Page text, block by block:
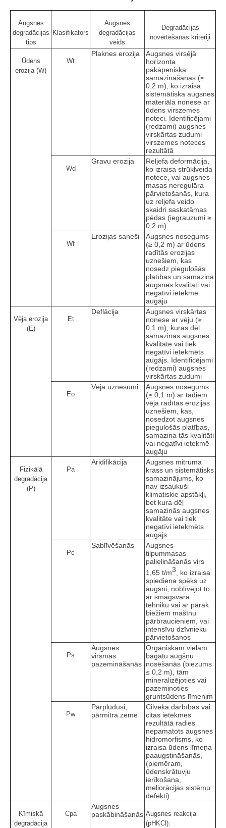
Augsnes
degradācijas
tips
Klasifikators
Augsnes
degradācijas
veids
Degradācijas
novērtēšanas kritēriji
Ūdens
erozija (W)
Wt
Plaknes erozija
Augsnes virsējā
horizonta
pakāpeniska
samazināšanās (≤
0,2 m), ko izraisa
sistemātiska augsnes
materiāla nonese ar
ūdens virszemes
noteci. Identificējami
(redzami) augsnes
virskārtas zudumi
virszemes noteces
rezultātā
Wd
Gravu erozija
Reljefa deformācija,
ko izraisa strūklveida
notece, vai augsnes
masas neregulāra
pārvietošanās, kura
uz reljefa veido
skaidri saskatāmas
pēdas (iegrauzumi ≥
0,2 m)
Wf
Erozijas saneši
Augsnes nosegums
(≥ 0,2 m) ar ūdens
radītās erozijas
uznešiem, kas
nosedz piegulošās
platības un samazina
augsnes kvalitāti vai
negatīvi ietekmē
augāju
Vēja erozija
(E)
Et
Deflācija
Augsnes virskārtas
nonese ar vēju (≥
0,1 m), kuras dēļ
samazinās augsnes
kvalitāte vai tiek
negatīvi ietekmēts
augājs. Identificējami
(redzami) augsnes
virskārtas zudumi
Eo
Vēja uznesumi
Augsnes nosegums
(≥ 0,1 m) ar tādiem
vēja radītās erozijas
uznešiem, kas,
nosedzot augsnes
piegulošās platības,
samazina tās kvalitāti
vai negatīvi ietekmē
augāju
Fizikālā
degradācija
(P)
Pa
Aridifikācija
Augsnes mitruma
krass un sistemātisks
samazinājums, ko
nav izsaukuši
klimatiskie apstākļi,
bet kura dēļ
samazinās augsnes
kvalitāte vai tiek
negatīvi ietekmēts
augājs
Pc
Sablīvēšanās
Augsnes
tilpummasas
palielināšanās virs
1,65 t/m3 , ko izraisa
spiediena spēks uz
augsni, noblīvējot to
ar smagsvara
tehniku vai ar pārāk
biežiem mašīnu
pārbraucieniem, vai
intensīvu dzīvnieku
pārvietošanos
Ps
Augsnes
virsmas
pazemināšanās
Organiskām vielām
bagātu augšņu
nosēšanās (biezums
≤ 0,2 m), tām
mineralizējoties vai
pazeminoties
gruntsūdens līmenim
Pw
Pārplūdusi,
pārmitra zeme
Cilvēka darbības vai
citas ietekmes
rezultātā radies
nepamatots augsnes
hidromorfisms, ko
izraisa ūdens līmeņa
paaugstināšanās,
(piemēram,
ūdenskrātuvju
ierīkošana,
meliorācijas sistēmu
defekti)
Ķīmiskā
degradācija
Cpa
Augsnes
paskābināšanās Augsnes reakcija
(pHKCl):